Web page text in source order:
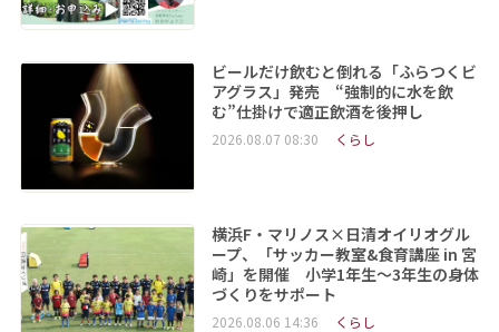
ビールだけ飲むと倒れる「ふらつくビ
アグラス」発売 “強制的に水を飲
む”仕掛けで適正飲酒を後押し
2026.08.07 08:30 くらし
横浜F・マリノス×日清オイリオグル
ープ、「サッカー教室&食育講座 in 宮
崎」を開催 小学1年生～3年生の身体
づくりをサポート
2026.08.06 14:36 くらし